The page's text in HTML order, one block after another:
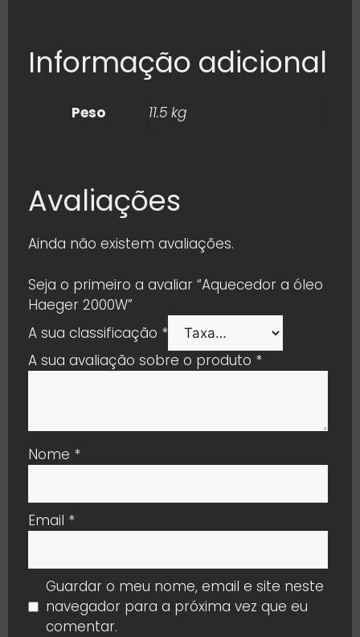
Informação adicional
Peso 11.5 kg
Avaliações
Ainda não existem avaliações.
Seja o primeiro a avaliar “Aquecedor a óleo
Haeger 2000W”
A sua classificação *
A sua avaliação sobre o produto *
Nome *
Email *
Guardar o meu nome, email e site neste
navegador para a próxima vez que eu
comentar.